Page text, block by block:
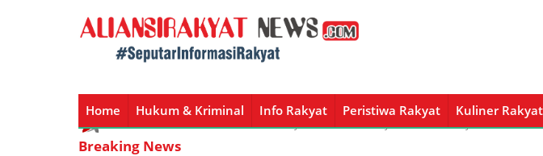
Home Hukum & Kriminal Info Rakyat Peristiwa Rakyat Kuliner Rakyat
Home Hukum & Kriminal Info Rakyat Peristiwa Rakyat Kuliner Rakyat Wisata
Breaking News